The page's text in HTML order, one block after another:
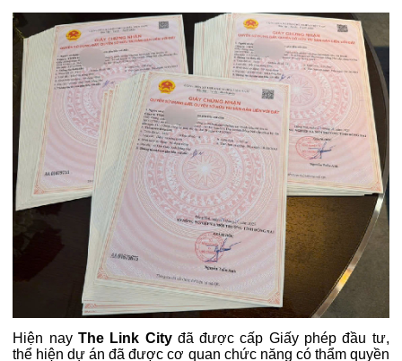
Hiện nay The Link Cityđã được cấp Giấy phép đầu tư,
thể hiện dự án đã được cơ quan chức năng có thẩm quyền